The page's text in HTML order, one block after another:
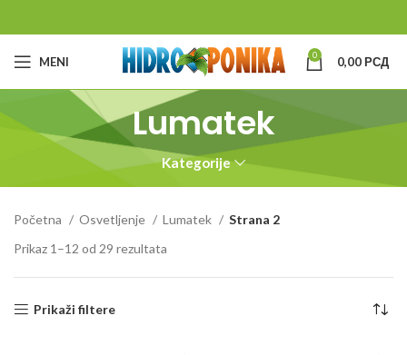
MENI 0 0,00РСД
Lumatek
Kategorije
Početna Osvetljenje Lumatek
Strana 2
Prikaz 1–12 od 29 rezultata
Prikaži filtere